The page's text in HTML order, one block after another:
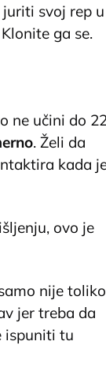
svoj rep u
ga se.
ne učini do
. Želi da
kada
ovo je
nije toliko
jer treba da
ispuniti tu